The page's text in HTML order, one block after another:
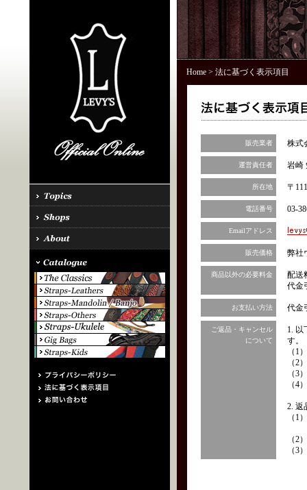
Home> 法に基づく表示項目
販売業者 株式
運営責任者 岩崎
所在地 〒
電話番号 03-
Emailアドレス
販売価格 弊社
商品以外の必要料金
配送
代金
お支払い方法 代金
ご返品・キャンセル
について
1. 以
す。
（1
（2
（3
（4
2. 返
（1）
（2
（3